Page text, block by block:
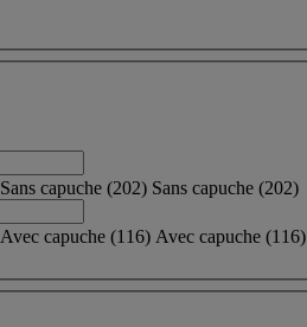
Sans capuche (202) Sans capuche (202)
Avec capuche (116) Avec capuche (116)